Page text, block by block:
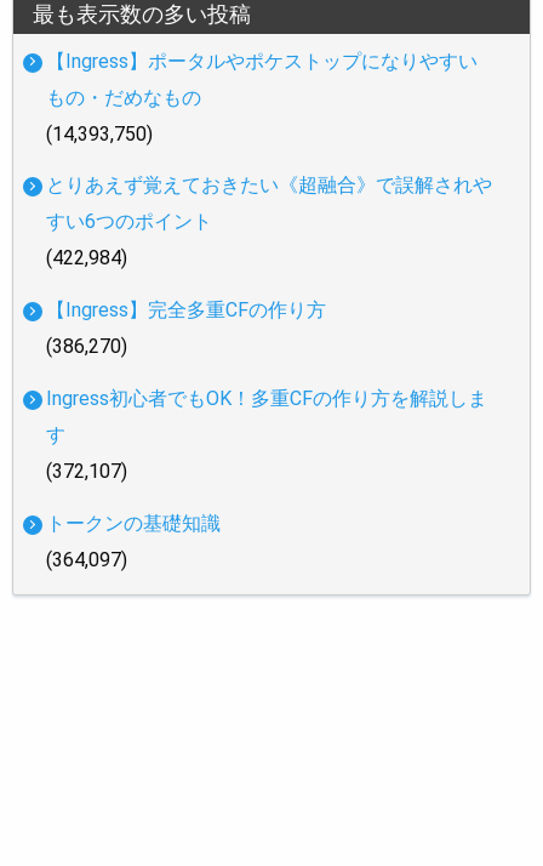
最も表示数の多い投稿
【Ingress】ポータルやポケストップになりやすい
もの・だめなもの
(14,393,750)
とりあえず覚えておきたい《超融合》で誤解されや
すい6つのポイント
(422,984)
【Ingress】完全多重CFの作り方
(386,270)
Ingress初心者でもOK！多重CFの作り方を解説しま
す
(372,107)
トークンの基礎知識
(364,097)